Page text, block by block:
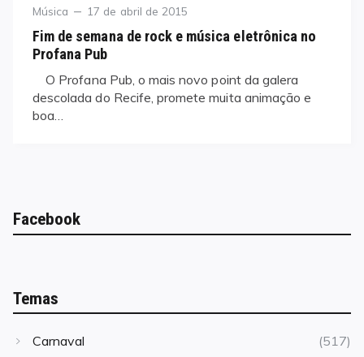
Category
Música
Posted
17 de abril de 2015
Fim de semana de rock e música eletrônica no
Profana Pub
O Profana Pub, o mais novo point da galera
descolada do Recife, promete muita animação e
boa…
Facebook
Temas
Carnaval
(517)